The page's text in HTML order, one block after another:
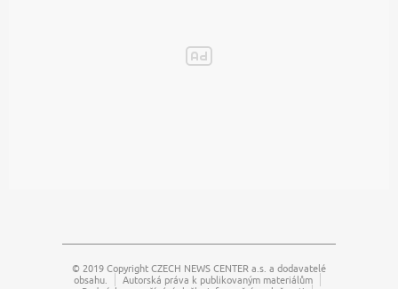
© 2019 Copyright CZECH NEWS CENTER a.s. a dodavatelé
obsahu.
Autorská práva k publikovaným materiálům